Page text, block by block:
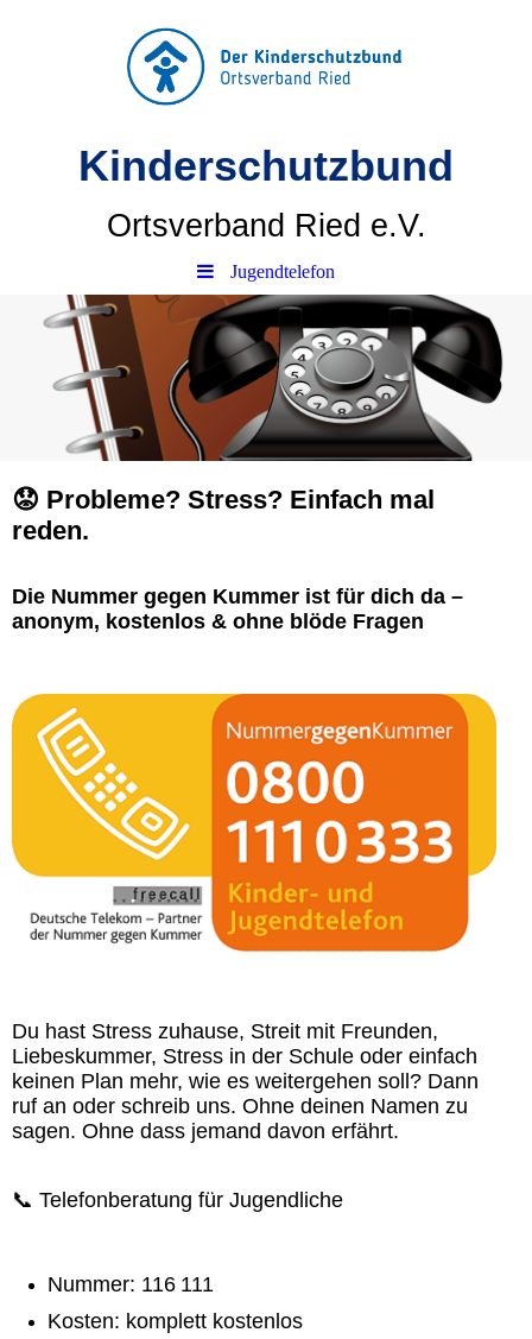
Kinderschutzbund
Ortsverband Ried e.V.
Jugendtelefon
😟 Probleme? Stress? Einfach mal
reden.
Die Nummer gegen Kummer ist für dich da –
anonym, kostenlos & ohne blöde Fragen
Du hast Stress zuhause, Streit mit Freunden,
Liebeskummer, Stress in der Schule oder einfach
keinen Plan mehr, wie es weitergehen soll? Dann
ruf an oder schreib uns. Ohne deinen Namen zu
sagen. Ohne dass jemand davon erfährt.
📞 Telefonberatung für Jugendliche
Nummer: 116 111
Kosten: komplett kostenlos